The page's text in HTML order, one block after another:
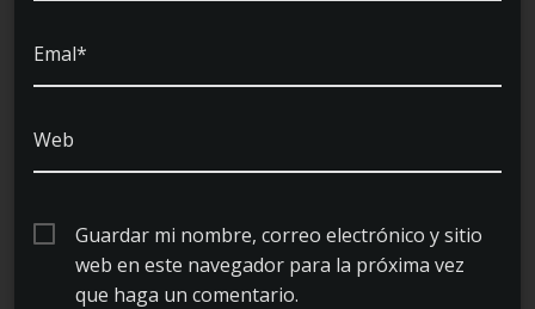
Emal*
Web
Guardar mi nombre, correo electrónico y sitio
web en este navegador para la próxima vez
que haga un comentario.